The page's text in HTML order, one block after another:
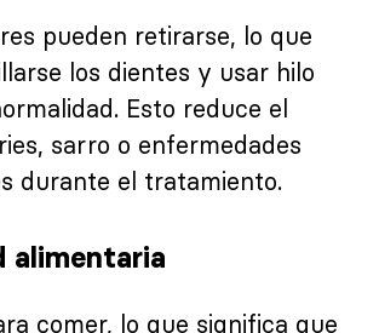
pueden retirarse, lo que
los dientes y usar hilo
Esto reduce el
sarro o enfermedades
durante el tratamiento.
alimentaria
comer, lo que significa que